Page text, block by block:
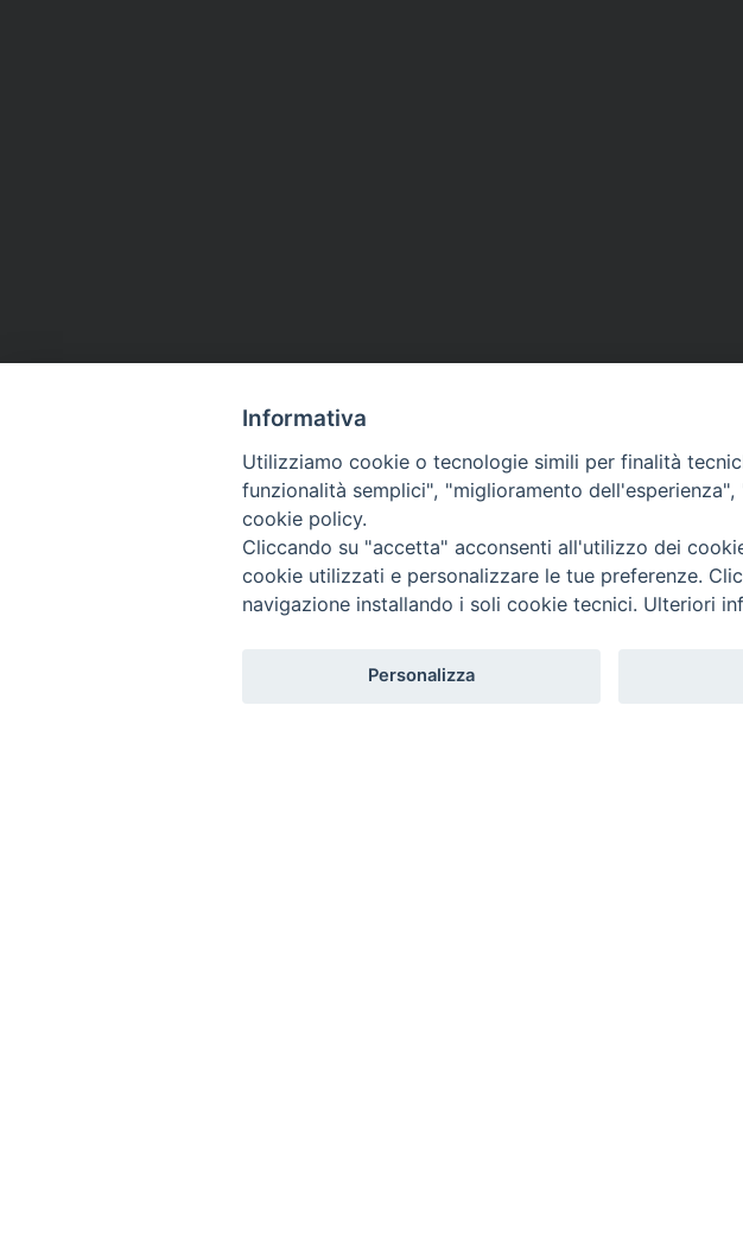
Informativa
Utilizziamo cookie o tecnologie simili per finalità
funzionalità semplici", "miglioramento
cookie policy.
Cliccando su "accetta" acconsenti all'utilizzo dei
cookie utilizzati e personalizzare le tue preferenze.
navigazione installando i soli cookie tecnici. Ulteriori
Personalizza